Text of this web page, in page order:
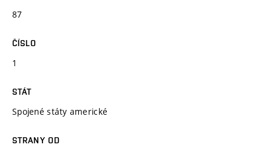
87
ČÍSLO
1
STÁT
Spojené státy americké
STRANY OD